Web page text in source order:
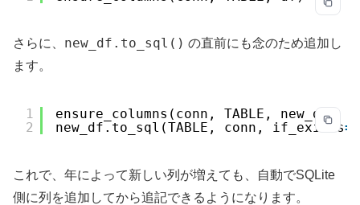
さらに、 new_df.to_sql() の直前にも念のため追加し
ます。
1
2
ensure_columns(conn, TABLE, new_df)
new_df.to_sql(TABLE, conn, if_exists=
これで、年によって新しい列が増えても、自動でSQLite
側に列を追加してから追記できるようになります。